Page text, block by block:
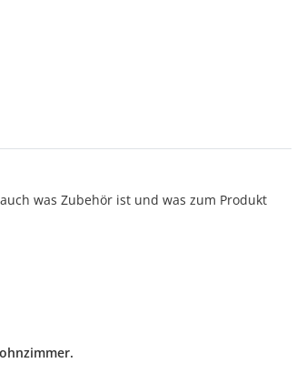
was Zubehör ist und was zum Produkt